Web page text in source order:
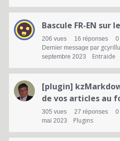
Bascule FR-EN
206 vues 16 réponses 0
Dernier message par
septembre 2023 Entraide
[plugin]
de vos articles au
305 vues 27 réponses 0
mai 2023 Plugins